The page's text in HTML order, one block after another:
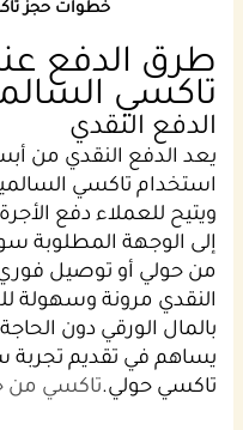
خطوات حجز
طرق الدفع
تاكسي
الدفع النقدي
يعد الدفع النقدي من
استخدام تاكسي
ويتيح للعملاء دفع
إلى الوجهة المطلوبة
من حولي أو توصيل فوري
النقدي مرونة وسهولة
بالمال الورقي دون
يساهم في تقديم
تاكسي حولي.تاكسي من